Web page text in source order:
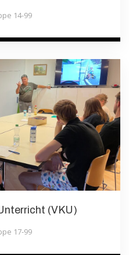
14-99
(VKU)
17-99